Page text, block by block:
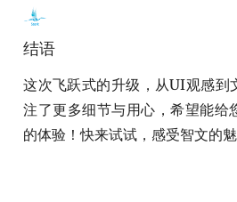
结语
这次飞跃式的升级，从UI观感到
注了更多细节与用心，希望能给
的体验！快来试试，感受智文的魅